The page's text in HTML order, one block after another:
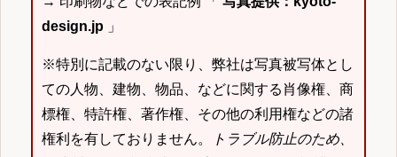
design.jp 」
※特別に記載のない限り、弊社は写真被写体とし
ての人物、建物、物品、などに関する肖像権、商
標権、特許権、著作権、その他の利用権などの諸
権利を有しておりません。
トラブル防止のため、